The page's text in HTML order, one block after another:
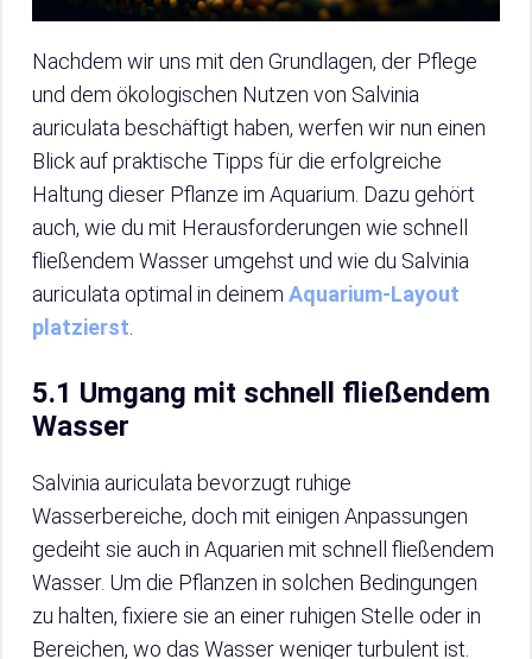
Nachdem wir uns mit den Grundlagen, der Pflege
und dem ökologischen Nutzen von Salvinia
auriculata beschäftigt haben, werfen wir nun einen
Blick auf praktische Tipps für die erfolgreiche
Haltung dieser Pflanze im Aquarium. Dazu gehört
auch, wie du mit Herausforderungen wie schnell
fließendem Wasser umgehst und wie du Salvinia
auriculata optimal in deinem Aquarium-Layout
platzierst
5.1 Umgang mit schnell fließendem
Wasser
Salvinia auriculata bevorzugt ruhige
Wasserbereiche, doch mit einigen Anpassungen
gedeiht sie auch in Aquarien mit schnell fließendem
Wasser. Um die Pflanzen in solchen Bedingungen
zu halten, fixiere sie an einer ruhigen Stelle oder in
Bereichen, wo das Wasser weniger turbulent ist.